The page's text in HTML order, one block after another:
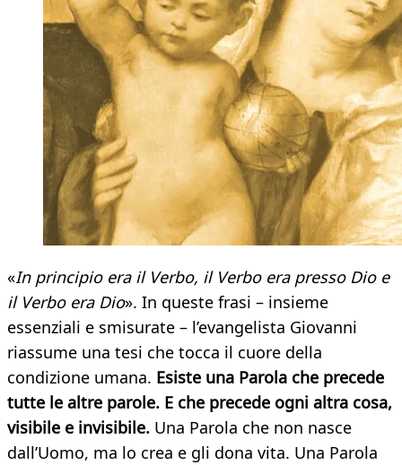
«In principio era il Verbo, il Verbo era presso Dio e
il Verbo era Dio». In queste frasi – insieme
essenziali e smisurate – l’evangelista Giovanni
riassume una tesi che tocca il cuore della
condizione umana. Esiste una Parola che precede
tutte le altre parole. E che precede ogni altra cosa,
visibile e invisibile. Una Parola che non nasce
dall’Uomo, ma lo crea e gli dona vita. Una Parola